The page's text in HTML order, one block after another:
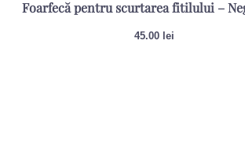
Foarfecă pentru scurtarea fitilului –
45.00 lei